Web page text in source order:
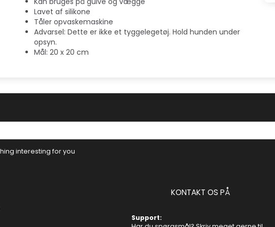
Lavet af silikone
Tåler opvaskemaskine
Advarsel: Dette er ikke et tyggelegetøj. Hold hunden under
opsyn.
Mål: 20 x 20 cm
interesting for you
KONTAKT OS PÅ
Support: